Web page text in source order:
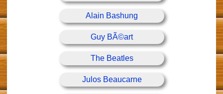
Alain Bashung
Guy BÃ©art
The Beatles
Julos Beaucarne